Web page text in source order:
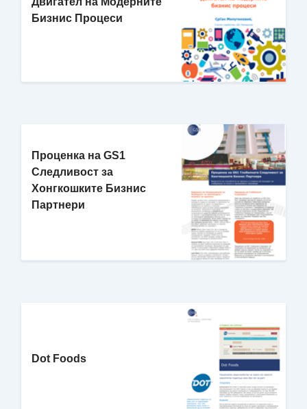
Бизнис Процеси
Проценка на GS1
Следливост за
Хонгкошките Бизнис
Партнери
Dot Foods